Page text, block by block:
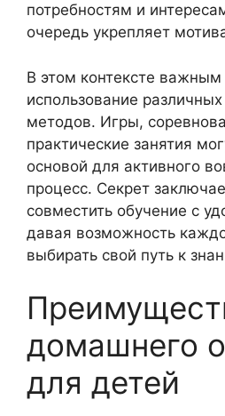
потребностям и
очередь укрепляет
В этом контексте важным
использование
методов. Игры,
практические занятия
основой для активного
процесс. Секрет
совместить обучение с
давая возможность
выбирать свой путь к
домашнего
для детей